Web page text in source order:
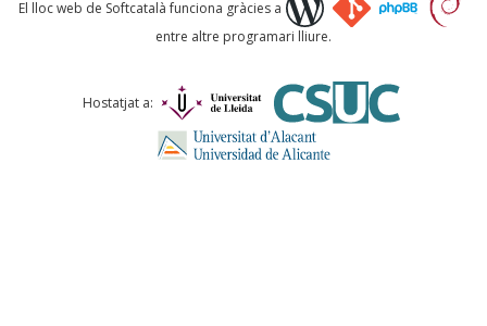
Comentari *
El lloc web de Softcatalà funciona gràcies a
entre altre programari lliure.
Hostatjat a: